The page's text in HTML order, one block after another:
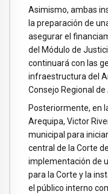
Asimismo, ambas
la preparación de
asegurar el
del Módulo de
continuará con las
infraestructura del
Consejo Regional de
Posteriormente, en
Arequipa, Victor
municipal para
central de la Corte
implementación de
para la Corte y la
el público interno